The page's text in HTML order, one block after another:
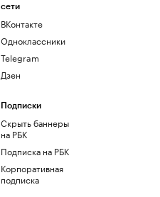
сети
ВКонтакте
Одноклассники
Telegram
Дзен
Подписки
Скрыть баннеры
на РБК
Подписка на РБК
Корпоративная
подписка